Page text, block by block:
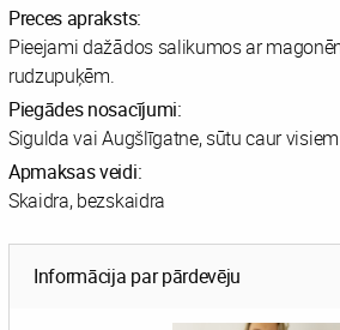
Preces apraksts:
Pieejami dažādos salikumos ar
rudzupuķēm.
Piegādes nosacījumi:
Sigulda vai Augšlīgatne, sūtu caur
Apmaksas veidi:
Skaidra, bezskaidra
Informācija par pārdevēju